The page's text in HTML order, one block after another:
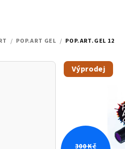
/ POP.ART GEL / POP.ART.GEL 12
Výprodej
300 Kč